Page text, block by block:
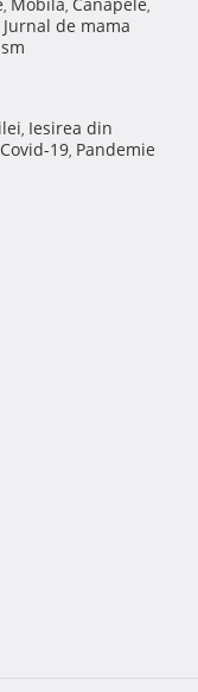
, , ,
Jurnal de mama
, Iesirea din
Covid-19, Pandemie